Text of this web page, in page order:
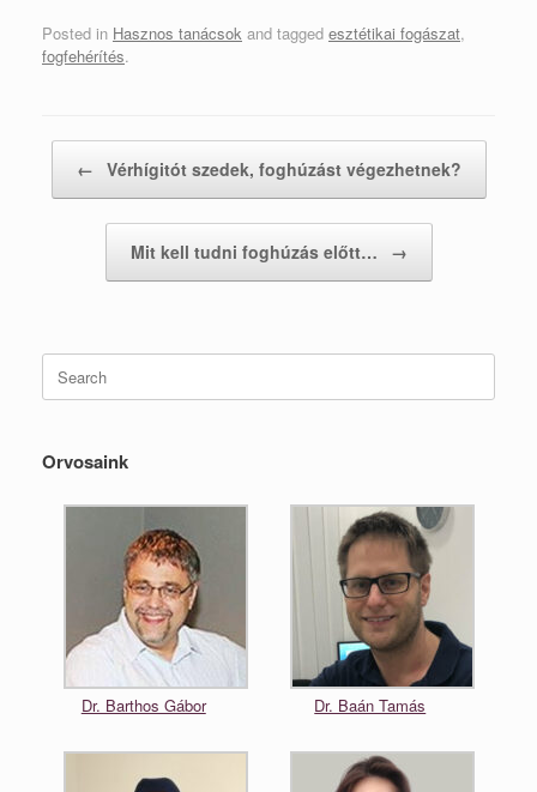
Posted in Hasznos tanácsok and tagged esztétikai fogászat,
fogfehérítés.
← Vérhígitót szedek, foghúzást végezhetnek?
Mit kell tudni foghúzás előtt… →
Search
for:
Orvosaink
Dr. Barthos Gábor Dr. Baán Tamás